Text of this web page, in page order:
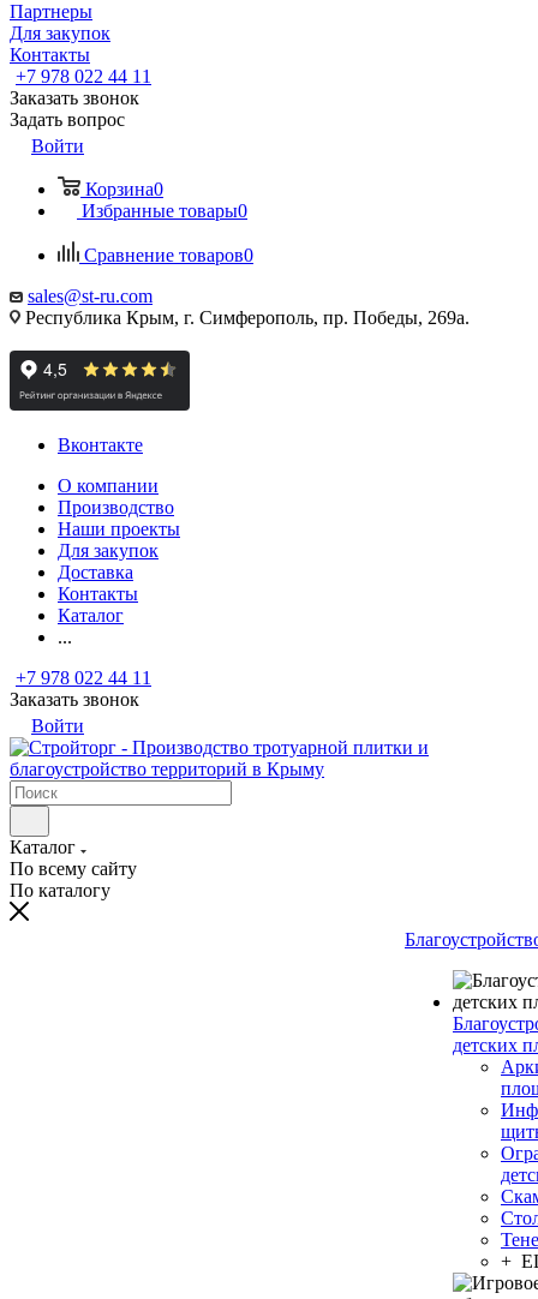
Партнеры
Для закупок
Контакты
+7 978 022 44 11
Заказать звонок
Задать вопрос
Войти
Корзина0
Избранные товары0
Сравнение товаров0
sales@st-ru.com
Республика Крым, г. Симферополь, пр. Победы, 269а.
Вконтакте
О компании
Производство
Наши проекты
Для закупок
Доставка
Контакты
Каталог
...
+7 978 022 44 11
Заказать звонок
Войти
Каталог
По всему сайту
По каталогу
детских
+